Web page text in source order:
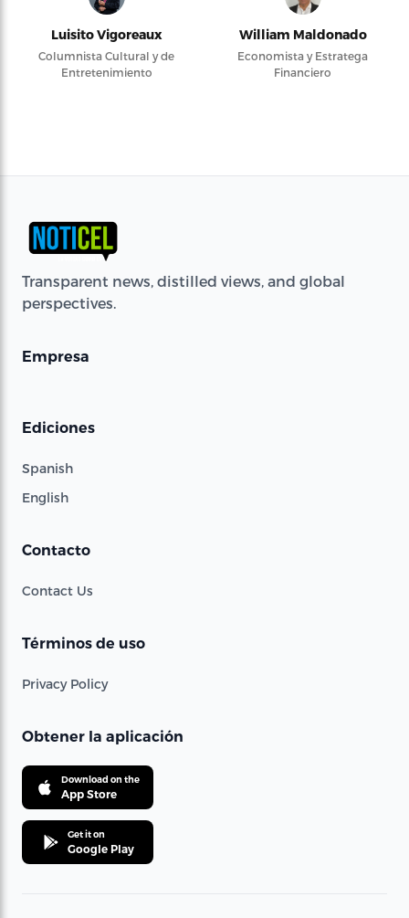
Luisito Vigoreaux
Columnista Cultural y de
Entretenimiento
William Maldonado
Economista y Estratega
Financiero
Transparent news, distilled views, and global
perspectives.
Empresa
Ediciones
Spanish
English
Contacto
Contact Us
Términos de uso
Privacy Policy
Obtener la aplicación
Download on the
App Store
Get it on
Google Play